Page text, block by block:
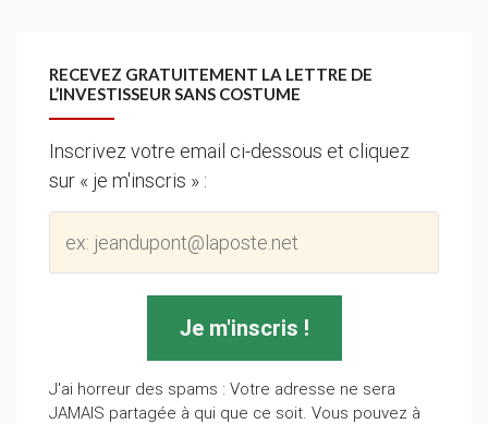
RECEVEZ GRATUITEMENT LA LETTRE DE
L’INVESTISSEUR SANS COSTUME
Inscrivez votre email ci-dessous et cliquez
sur « je m'inscris » :
J'ai horreur des spams : Votre adresse ne sera
JAMAIS partagée à qui que ce soit. Vous pouvez à